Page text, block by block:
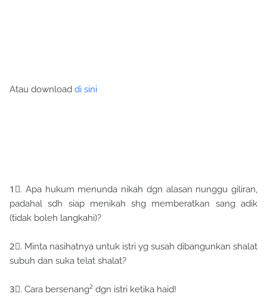
Atau download di sini
1⃣. Apa hukum menunda nikah dgn alasan nunggu giliran,
padahal sdh siap menikah shg memberatkan sang adik
(tidak boleh langkahi)?
2⃣. Minta nasihatnya untuk istri yg susah dibangunkan shalat
subuh dan suka telat shalat?
3⃣. Cara bersenang² dgn istri ketika haid!